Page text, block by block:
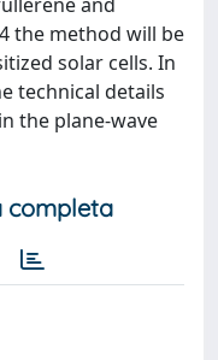
the method will be
solar cells. In
technical details
the plane-wave
completa